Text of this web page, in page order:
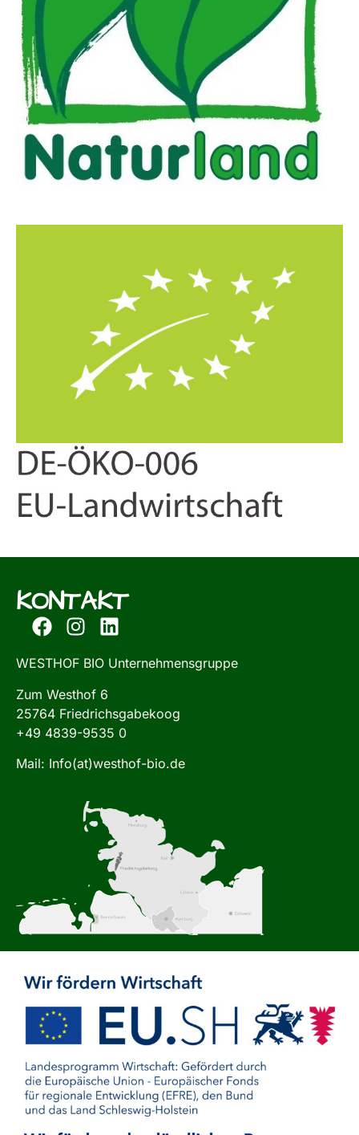
KONTAKT
WESTHOF BIO Unternehmensgruppe
Zum Westhof 6
25764 Friedrichsgabekoog
+49 4839-9535 0
Mail: Info(at)westhof-bio.de